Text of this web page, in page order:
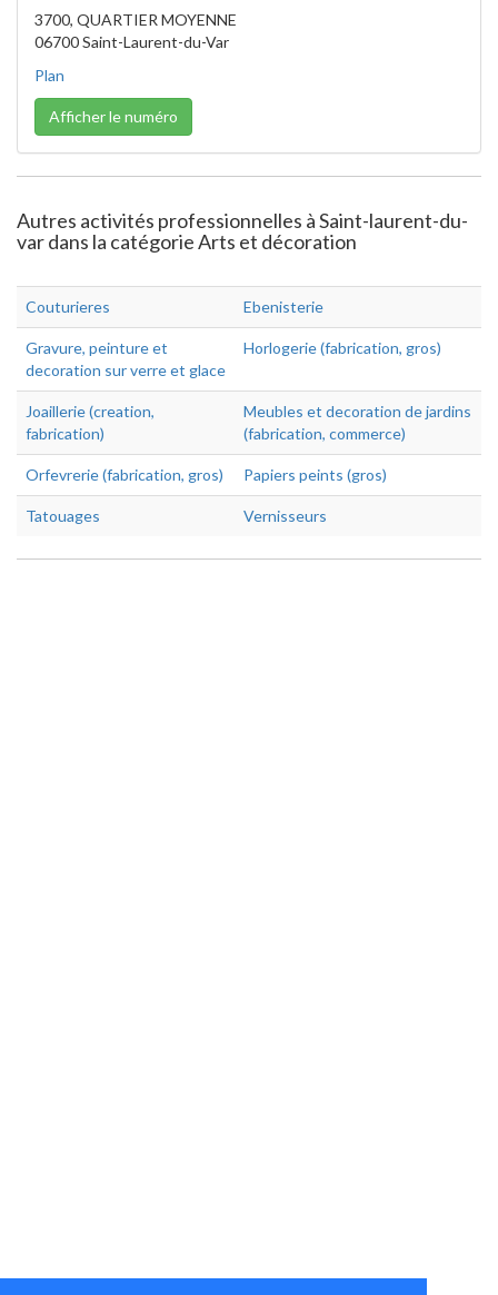
3700, QUARTIER MOYENNE
06700 Saint-Laurent-du-Var
Plan
Afficher le numéro
Autres activités professionnelles à Saint-laurent-du-
var dans la catégorie Arts et décoration
Couturieres Ebenisterie
Gravure, peinture et
decoration sur verre et glace
Horlogerie (fabrication, gros)
Joaillerie (creation,
fabrication)
Meubles et decoration de jardins
(fabrication, commerce)
Orfevrerie (fabrication, gros) Papiers peints (gros)
Tatouages Vernisseurs